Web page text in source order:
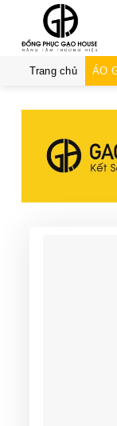
content
Trang chủ ÁO